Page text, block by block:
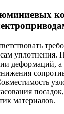
уплотнения.
деформаций, а
материалов.